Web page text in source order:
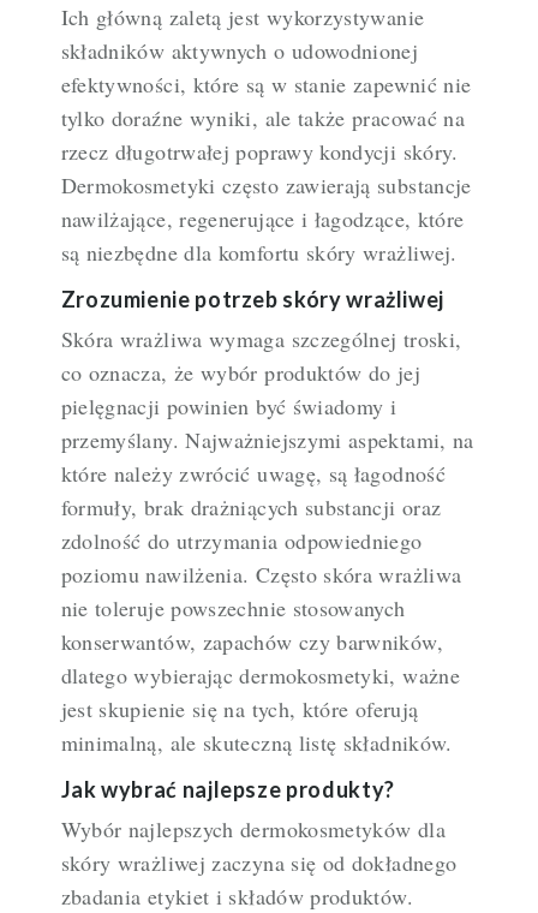
Ich główną zaletą jest wykorzystywanie
składników aktywnych o udowodnionej
efektywności, które są w stanie zapewnić nie
tylko doraźne wyniki, ale także pracować na
rzecz długotrwałej poprawy kondycji skóry.
Dermokosmetyki często zawierają substancje
nawilżające, regenerujące i łagodzące, które
są niezbędne dla komfortu skóry wrażliwej.
Zrozumienie potrzeb skóry wrażliwej
Skóra wrażliwa wymaga szczególnej troski,
co oznacza, że wybór produktów do jej
pielęgnacji powinien być świadomy i
przemyślany. Najważniejszymi aspektami, na
które należy zwrócić uwagę, są łagodność
formuły, brak drażniących substancji oraz
zdolność do utrzymania odpowiedniego
poziomu nawilżenia. Często skóra wrażliwa
nie toleruje powszechnie stosowanych
konserwantów, zapachów czy barwników,
dlatego wybierając dermokosmetyki, ważne
jest skupienie się na tych, które oferują
minimalną, ale skuteczną listę składników.
Jak wybrać najlepsze produkty?
Wybór najlepszych dermokosmetyków dla
skóry wrażliwej zaczyna się od dokładnego
zbadania etykiet i składów produktów.